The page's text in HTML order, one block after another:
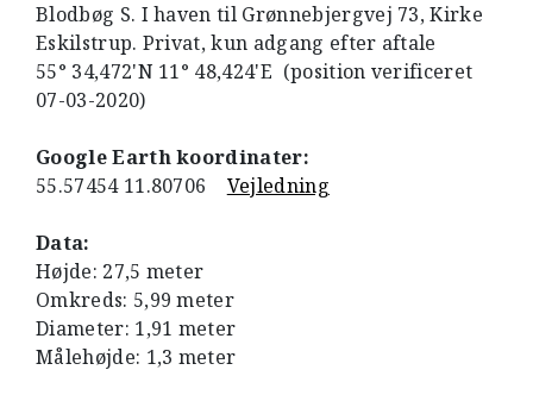
Blodbøg S. I haven til Grønnebjergvej 73, Kirke
Eskilstrup. Privat, kun adgang efter aftale
55° 34,472'N 11° 48,424'E (position verificeret
07-03-2020)
Google Earth koordinater:
55.57454 11.80706 Vejledning
Data:
Højde: 27,5 meter
Omkreds: 5,99 meter
Diameter: 1,91 meter
Målehøjde: 1,3 meter